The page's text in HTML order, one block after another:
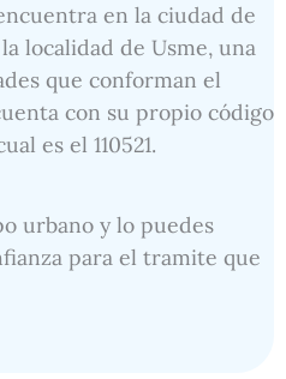
en la ciudad de
localidad de Usme, una
que conforman el
con su propio código
es el 110521.
urbano y lo puedes
para el tramite que